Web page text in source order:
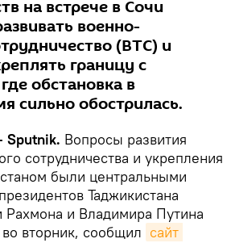
на встрече в Сочи
военно-
(ВТС) и
границу с
обстановка в
сильно обострилась.
Вопросы развития
сотрудничества и укрепления
были центральными
Таджикистана
и Владимира Путина
вторник, сообщил сайт